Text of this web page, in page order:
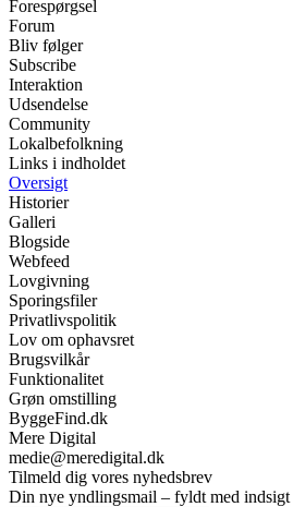
Forespørgsel
Forum
Bliv følger
Subscribe
Interaktion
Udsendelse
Community
Lokalbefolkning
Links i indholdet
Oversigt
Historier
Galleri
Blogside
Webfeed
Lovgivning
Sporingsfiler
Privatlivspolitik
Lov om ophavsret
Brugsvilkår
Funktionalitet
Grøn omstilling
ByggeFind.dk
Mere Digital
medie@meredigital.dk
Tilmeld dig vores nyhedsbrev
Din nye yndlingsmail – fyldt med indsigt